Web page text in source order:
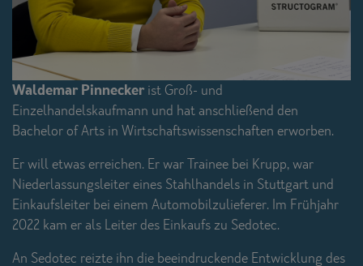
Waldemar Pinneckerist Groß- und
Einzelhandelskaufmann und hat anschließend den
Bachelor of Arts in Wirtschaftswissenschaften erworben.
Er will etwas erreichen. Er war Trainee bei Krupp, war
Niederlassungsleiter eines Stahlhandels in Stuttgart und
Einkaufsleiter bei einem Automobilzulieferer. Im Frühjahr
2022 kam er als Leiter des Einkaufs zu Sedotec.
An Sedotec reizte ihn die beeindruckende Entwicklung des